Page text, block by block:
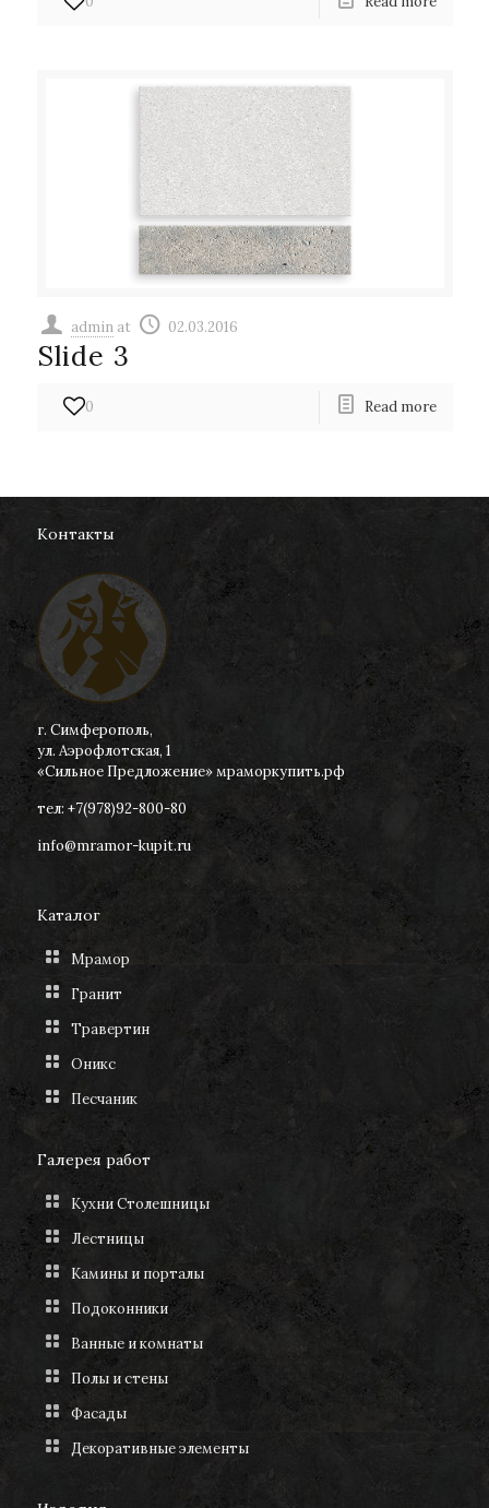
admin at 02.03.2016
Slide 3
0 Read more
Контакты
г. Симферополь,
ул. Аэрофлотская, 1
«Сильное Предложение» мраморкупить.рф
тел: +7(978)92-800-80
info@mramor-kupit.ru
Каталог
Мрамор
Гранит
Травертин
Оникс
Песчаник
Галерея работ
Кухни Столешницы
Лестницы
Камины и порталы
Подоконники
Ванные и комнаты
Полы и стены
Фасады
Декоративные элементы